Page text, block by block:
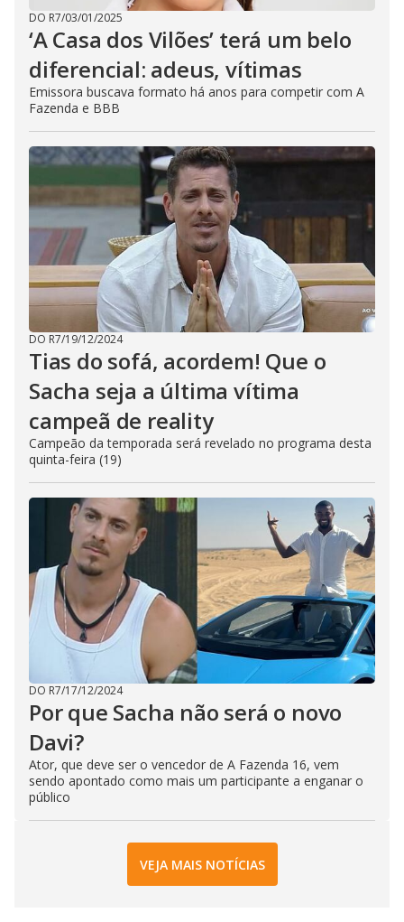
DO R7/03/01/2025
‘A Casa dos Vilões’ terá um belo
diferencial: adeus, vítimas
Emissora buscava formato há anos para competir com A
Fazenda e BBB
DO R7/19/12/2024
Tias do sofá, acordem! Que o
Sacha seja a última vítima
campeã de reality
Campeão da temporada será revelado no programa desta
quinta-feira (19)
DO R7/17/12/2024
Por que Sacha não será o novo
Davi?
Ator, que deve ser o vencedor de A Fazenda 16, vem
sendo apontado como mais um participante a enganar o
público
VEJA MAIS NOTÍCIAS